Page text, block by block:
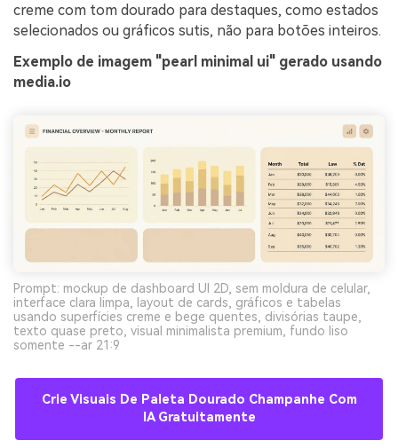
creme com tom dourado para destaques, como estados
selecionados ou gráficos sutis, não para botões inteiros.
Exemplo de imagem "pearl minimal ui" gerado usando
media.io
Prompt: mockup de dashboard UI 2D, sem moldura de celular,
interface clara limpa, layout de cards, gráficos e tabelas
usando superfícies creme e bege quentes, divisórias taupe,
texto quase preto, visual minimalista premium, fundo liso
somente --ar 21:9
Crie Visuais De Paleta Dourado Champanhe Com
IA Gratuitamente